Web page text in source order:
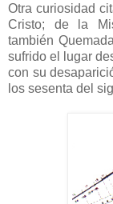
Otra curiosidad
Cristo; de la
también
sufrido el lugar
con su
los sesenta del